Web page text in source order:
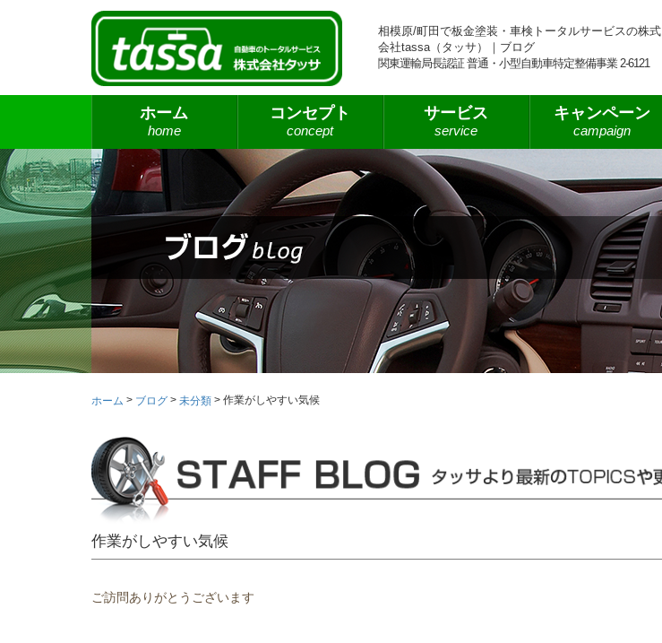
相模原/町田で板金塗装・車検トータルサービスの株式
会社tassa（タッサ）｜ブログ
関東運輸局長認証 普通・小型自動車特定整備事業 2-6121
ホーム
home
コンセプト
concept
サービス
service
キャンペーン
campaign
ホーム > ブログ > 未分類 > 作業がしやすい気候
作業がしやすい気候
ご訪問ありがとうございます